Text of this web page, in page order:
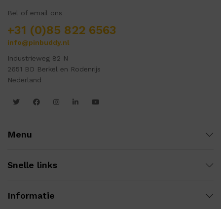
Bel of email ons
+31 (0)85 822 6563
info@pinbuddy.nl
Industrieweg 82 N
2651 BD Berkel en Rodenrijs
Nederland
Menu
Snelle links
Informatie